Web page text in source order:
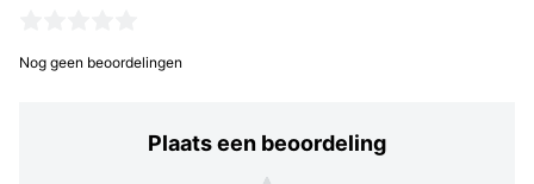
Nog geen beoordelingen
Plaats een beoordeling